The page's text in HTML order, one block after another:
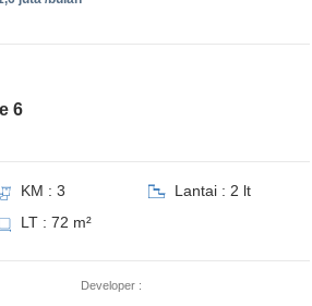
6
KM : 3
Lantai : 2 lt
LT : 72 m²
Developer :